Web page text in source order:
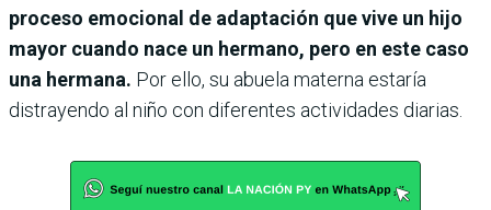
proceso emocional de adaptación que vive un hijo
mayor cuando nace un hermano, pero en este caso
una hermana. Por ello, su abuela materna estaría
distrayendo al niño con diferentes actividades diarias.